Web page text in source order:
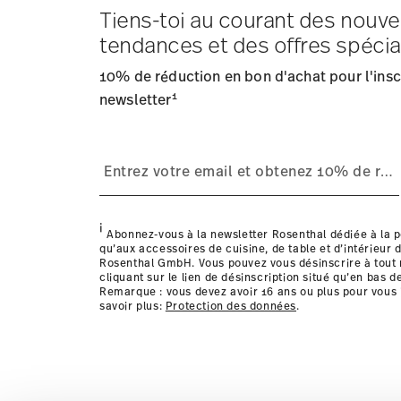
Frais d'expédition: Les frais de livraison pour la
Délai de livraison: 5-7 jours ouvrables pour les articles
: Nous livrons
Suivi: Vous recevrez un code de suivi par e-mail dès
Retours: Pour les retours, veuillez utiliser notre
les détails pour chaque pays de livraison ici
Tiens-toi au courant des
tendances et des offres
10% de réduction en bon d'achat pour
newsletter1
i Abonnez-vous à la newsletter Rosenthal dédiée à la
qu’aux accessoires de cuisine, de table et d’intérieur
Rosenthal GmbH. Vous pouvez vous désinscrire à tout
cliquant sur le lien de désinscription situé qu’en bas
Remarque : vous devez avoir 16 ans ou plus pour
savoir plus: Protection des données.